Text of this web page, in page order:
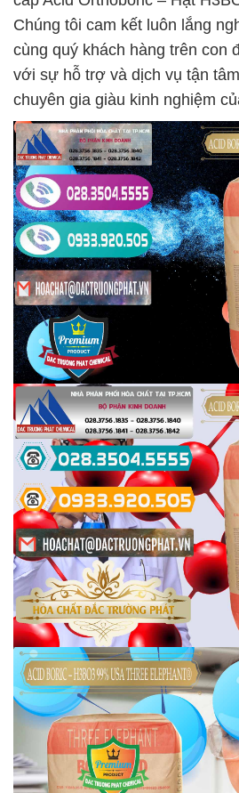
Chúng tôi cam kết luôn lắng
cùng quý khách hàng trên con
với sự hỗ trợ và dịch vụ tận
chuyên gia giàu kinh nghiệm